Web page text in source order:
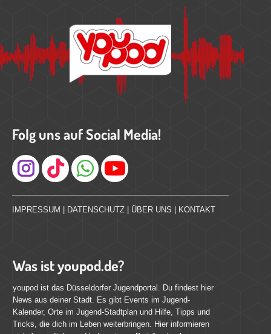
Folg uns auf Social Media!
Instagram
IMPRESSUM | DATENSCHUTZ | ÜBER UNS | KONTAKT
Was ist youpod.de?
youpod ist das Düsseldorfer Jugendportal. Du findest hier
News aus deiner Stadt. Es gibt Events im Jugend-
Kalender, Orte im Jugend-Stadtplan und Hilfe, Tipps und
Tricks, die dich im Leben weiterbringen. Hier informieren